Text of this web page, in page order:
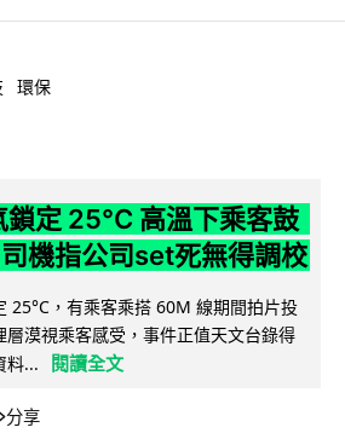
環保
定 25°C 高溫下乘客鼓
機指公司set死無得調校
25°C，有乘客乘搭 60M 線期間拍片投
漠視乘客感受，事件正值天文台錄得
料...
閱讀全文
分享